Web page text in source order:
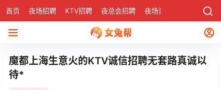
首页 夜场招聘 KTV招聘 夜总会招聘 夜场资讯 社区
魔都上海生意火的KTV诚信招聘无套路真诚以
待*